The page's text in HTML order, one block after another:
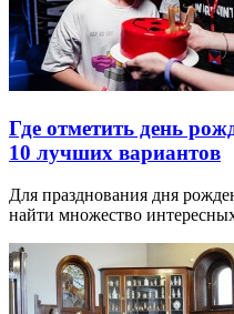
Где отметить день
10 лучших вариантов
Для празднования дня
найти множество